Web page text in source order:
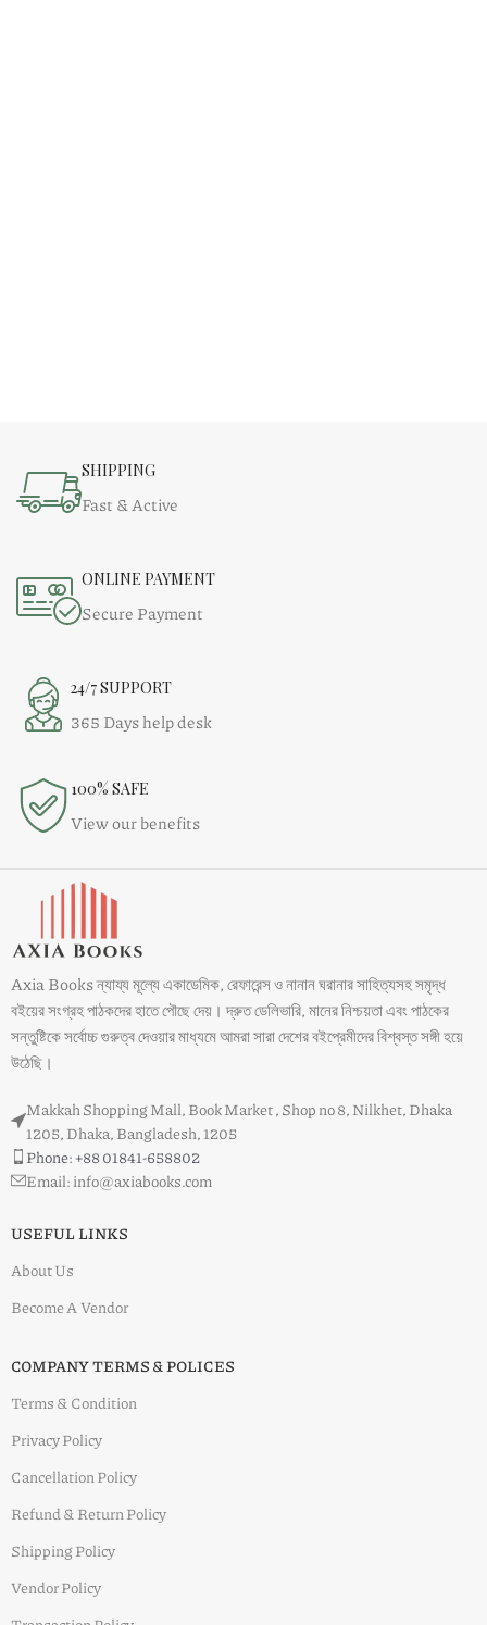
SHIPPING
Fast & Active
ONLINE PAYMENT
Secure Payment
24/7 SUPPORT
365 Days help desk
100% SAFE
View our benefits
Axia Books ন্যায্য মূল্যে একাডেমিক, রেফারেন্স ও নানান ঘরানার সাহিত্যসহ সমৃদ্ধ
বইয়ের সংগ্রহ পাঠকদের হাতে পৌছে দেয়। দ্রুত ডেলিভারি, মানের নিশ্চয়তা এবং পাঠকের
সন্তুষ্টিকে সর্বোচ্চ গুরুত্ব দেওয়ার মাধ্যমে আমরা সারা দেশের বইপ্রেমীদের বিশ্বস্ত সঙ্গী হয়ে
উঠেছি।
Makkah Shopping Mall, Book Market , Shop no 8, Nilkhet, Dhaka
1205, Dhaka, Bangladesh, 1205
Phone: +88 01841-658802
Email: info@axiabooks.com
USEFUL LINKS
About Us
Become A Vendor
COMPANY TERMS & POLICES
Terms & Condition
Privacy Policy
Cancellation Policy
Refund & Return Policy
Shipping Policy
Vendor Policy